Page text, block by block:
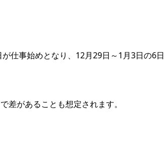
仕事始めとなり、12月29日～1月3日の6日
差があることも想定されます。